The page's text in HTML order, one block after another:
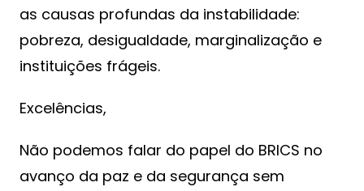
as causas profundas da instabilidade:
pobreza, desigualdade, marginalização e
instituições frágeis.
Excelências,
Não podemos falar do papel do BRICS no
avanço da paz e da segurança sem